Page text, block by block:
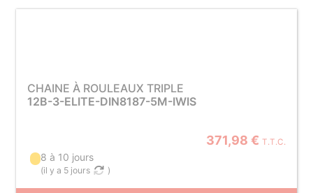
CHAINE À ROULEAUX TRIPLE
12B-3-ELITE-DIN8187-5M-IWIS
371,98 € T.T.C.
8 à 10 jours
(il y a 5 jours )